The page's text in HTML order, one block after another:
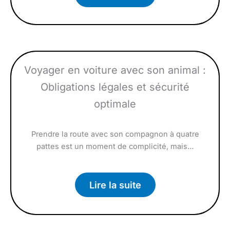
Voyager en voiture avec son animal :
Obligations légales et sécurité
optimale
Prendre la route avec son compagnon à quatre
pattes est un moment de complicité, mais…
Lire la suite